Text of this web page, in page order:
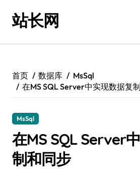
站长网
首页 数据库
MsSql
在MS SQL Server中实现数据复
MsSql
在MS SQL Server
制和同步